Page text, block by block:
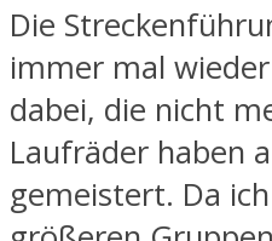
Die
immer mal
dabei, die nicht
Laufräder haben
gemeistert. Da